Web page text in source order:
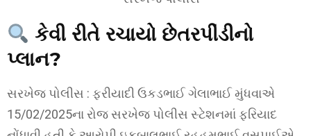
કેવી રીતે રચાયો છેતરપીંડીનો
પ્લાન?
સરખેજ પોલીસ : ફરીયાદી ઉકડભાઈ ગેલાભાઈ મુંધવાએ
15/02/2025ના રોજ સરખેજ પોલીસ સ્ટેશનમાં ફરિયાદ